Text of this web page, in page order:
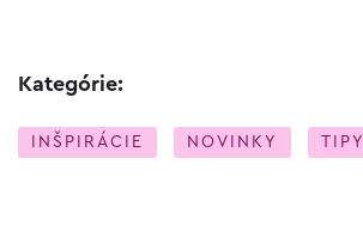
Kategórie:
INŠPIRÁCIE NOVINKY TIPY